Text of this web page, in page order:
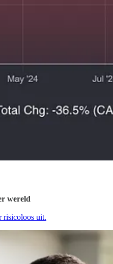
wereld
risicoloos uit.